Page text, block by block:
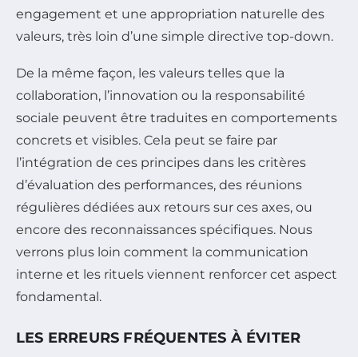
engagement et une appropriation naturelle des
valeurs, très loin d’une simple directive top-down.
De la même façon, les valeurs telles que la
collaboration, l’innovation ou la responsabilité
sociale peuvent être traduites en comportements
concrets et visibles. Cela peut se faire par
l’intégration de ces principes dans les critères
d’évaluation des performances, des réunions
régulières dédiées aux retours sur ces axes, ou
encore des reconnaissances spécifiques. Nous
verrons plus loin comment la communication
interne et les rituels viennent renforcer cet aspect
fondamental.
LES ERREURS FRÉQUENTES À ÉVITER